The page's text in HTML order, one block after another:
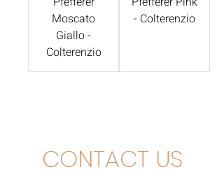
- Colterenzio
Moscato
Giallo -
Colterenzio
CONTACT US